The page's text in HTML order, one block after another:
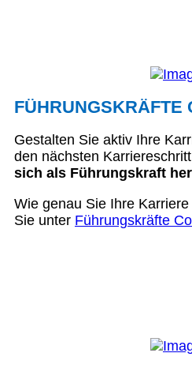
FÜHRUNGSKRÄFTE
Gestalten Sie aktiv Ihre
den nächsten
sich als Führungskraft
Wie genau Sie Ihre
Sie unter Führungskräfte